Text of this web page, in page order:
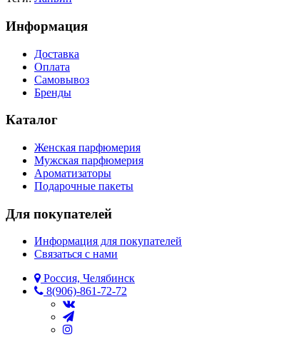
Информация
Доставка
Оплата
Самовывоз
Бренды
Каталог
Женская парфюмерия
Мужская парфюмерия
Ароматизаторы
Подарочные пакеты
Для покупателей
Информация для покупателей
Связаться с нами
Россия, Челябинск
8(906)-861-72-72